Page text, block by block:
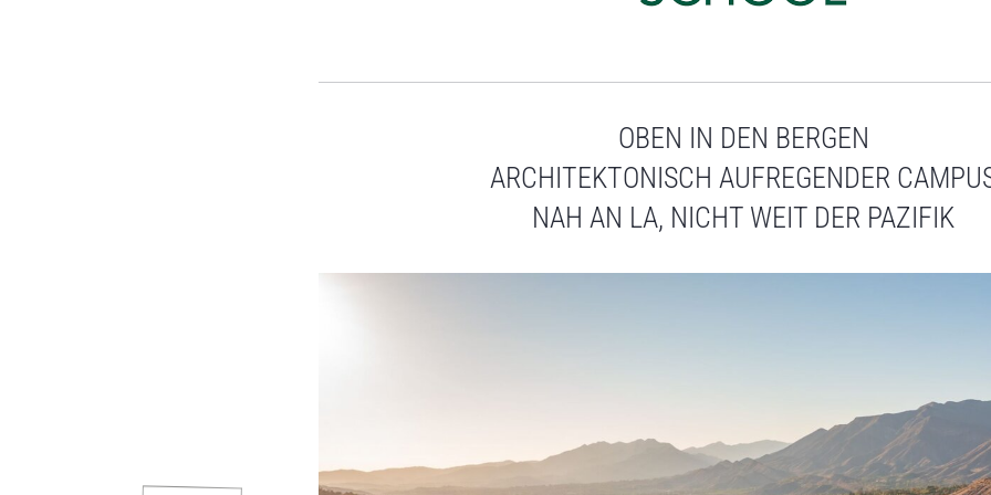
OBEN IN DEN BERGEN
ARCHITEKTONISCH AUFREGENDER
NAH AN LA, NICHT WEIT DER PAZIFIK